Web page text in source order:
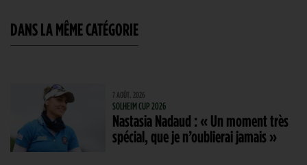
DANS LA MÊME CATÉGORIE
7 AOÛT. 2026
SOLHEIM CUP 2026
Nastasia Nadaud : « Un moment très
spécial, que je n’oublierai jamais »